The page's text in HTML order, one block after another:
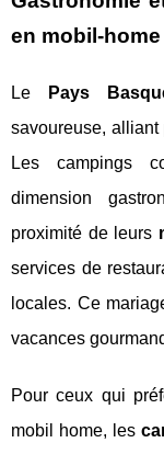
en mobil-
Le Pays
savoureuse, alliant
Les campings
dimension
proximité de leurs
services de
locales. Ce
vacances
Pour ceux qui
mobil home, les